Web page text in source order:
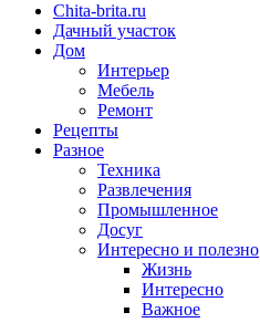
Chita-brita.ru
Дачный участок
Дом
Интерьер
Мебель
Ремонт
Рецепты
Разное
Техника
Развлечения
Промышленное
Досуг
Интересно и полезно
Жизнь
Интересно
Важное